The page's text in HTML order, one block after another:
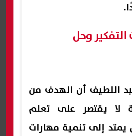
وحل
اللطيف أن الهدف من
لا يقتصر على تعلم
يمتد إلى تنمية مهارات